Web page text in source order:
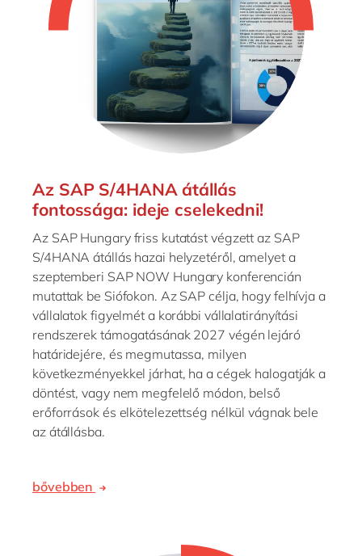
Az SAP S/4HANA átállás
fontossága: ideje cselekedni!
Az SAP Hungary friss kutatást végzett az SAP
S/4HANA átállás hazai helyzetéről, amelyet a
szeptemberi SAP NOW Hungary konferencián
mutattak be Siófokon. Az SAP célja, hogy felhívja a
vállalatok figyelmét a korábbi vállalatirányítási
rendszerek támogatásának 2027 végén lejáró
határidejére, és megmutassa, milyen
következményekkel járhat, ha a cégek halogatják a
döntést, vagy nem megfelelő módon, belső
erőforrások és elkötelezettség nélkül vágnak bele
az átállásba.
bővebben